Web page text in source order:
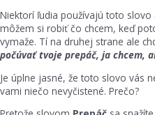
Niektorí ľudia používajú toto
môžem si robiť čo chcem, keď
vymaže. Tí na druhej strane ale
počúvať tvoje prepáč, ja chcem,
Je úplne jasné, že toto slovo vás
vami niečo nevyčistené. Prečo?